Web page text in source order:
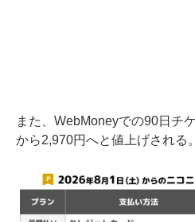
また、WebMoneyでの90日チ
から2,970円へと値上げされる。